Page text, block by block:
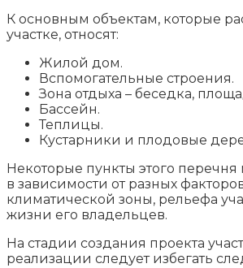
К основным объектам, которые
участке, относят:
Жилой дом.
Вспомогательные строения.
Зона отдыха – беседка,
Бассейн.
Теплицы.
Кустарники и плодовые
Некоторые пункты этого перечня
в зависимости от разных
климатической зоны, рельефа
жизни его владельцев.
На стадии создания проекта
реализации следует избегать